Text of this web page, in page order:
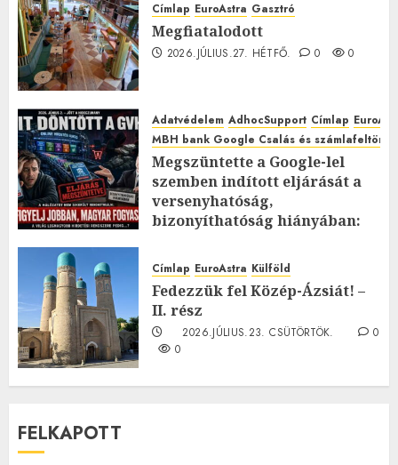
Címlap EuroAstra Gasztró
Megfiatalodott
2026.JÚLIUS.27. HÉTFŐ. 0 0
Adatvédelem AdhocSupport Címlap
MBH bank Google Csalás és
Megszüntette a Google-lel
szemben indított eljárását a
versenyhatóság,
bizonyíthatóság hiányában:
2026.JÚLIUS.23. CSÜTÖRTÖK.
0
Címlap EuroAstra Külföld
Fedezzük fel Közép-Ázsiát! –
II. rész
2026.JÚLIUS.23. CSÜTÖRTÖK.
0
0
FELKAPOTT